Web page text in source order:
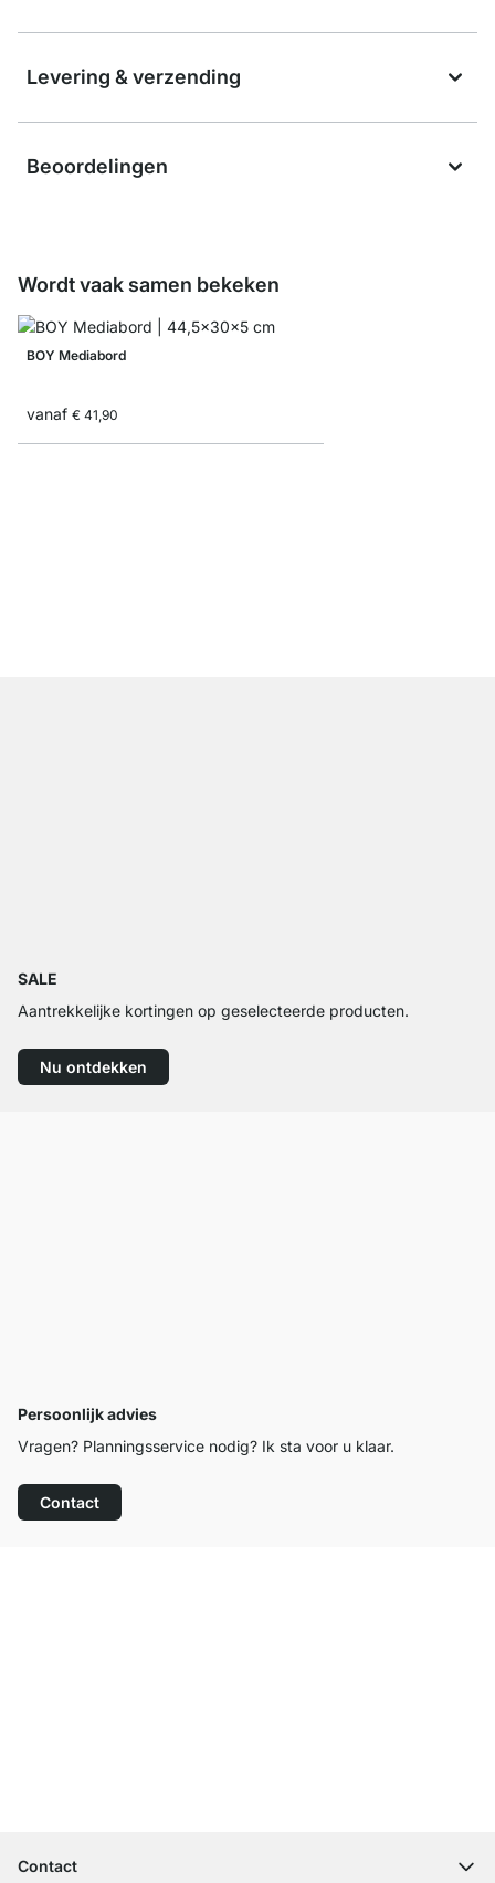
Levering & verzending
Beoordelingen
Wordt vaak samen bekeken
BOY Mediabord
vanaf € 41,90
SALE
Aantrekkelijke kortingen op geselecteerde producten.
Nu ontdekken
Persoonlijk advies
Vragen? Planningsservice nodig? Ik sta voor u klaar.
Contact
Contact